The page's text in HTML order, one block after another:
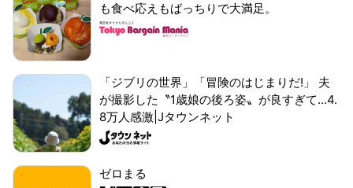
も食べ応えもばっちりで大満足。
「ジブリの世界」「冒険のはじまりだ!」 夫
が撮影した〝1歳娘の後ろ姿〟が良すぎて...4.
8万人感激|Jタウンネット
ゼロまる